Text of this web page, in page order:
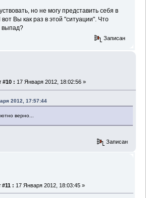
но не могу представить себя в
Вы как раз в этой "ситуации". Что
выпад?
Записан
#10 : 17 Января 2012, 18:02:56 »
2012, 17:57:44
верно...
Записан
#11 : 17 Января 2012, 18:03:45 »